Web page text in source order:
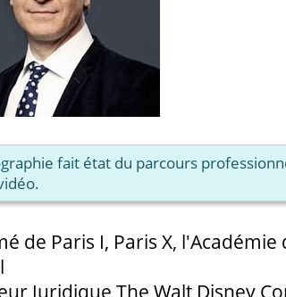
fait état du parcours
de Paris I, Paris X,
Juridique The Walt Disney